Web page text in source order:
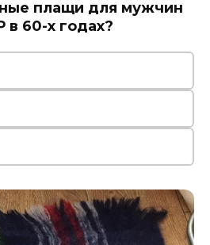
плащи для мужчин
60-х годах?